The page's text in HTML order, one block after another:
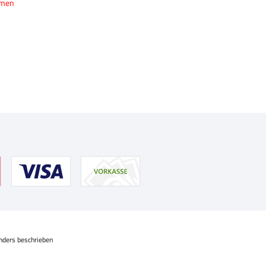
beschrieben